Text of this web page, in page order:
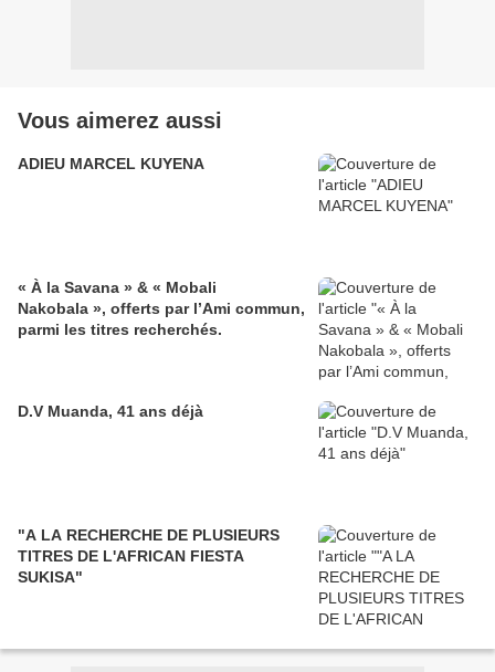
Vous aimerez aussi
ADIEU MARCEL KUYENA
« À la Savana » & « Mobali
Nakobala », offerts par l’Ami commun,
parmi les titres recherchés.
D.V Muanda, 41 ans déjà
"A LA RECHERCHE DE PLUSIEURS
TITRES DE L'AFRICAN FIESTA
SUKISA"